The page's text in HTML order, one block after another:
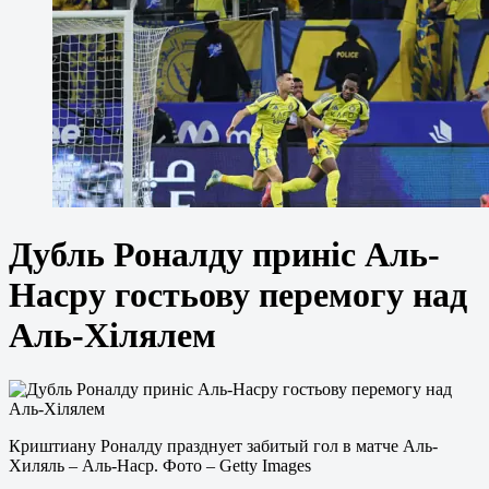
Дубль Роналду приніс Аль-
Насру гостьову перемогу над
Аль-Хілялем
Криштиану Роналду празднует забитый гол в матче Аль-
Хиляль – Аль-Наср. Фото – Getty Images